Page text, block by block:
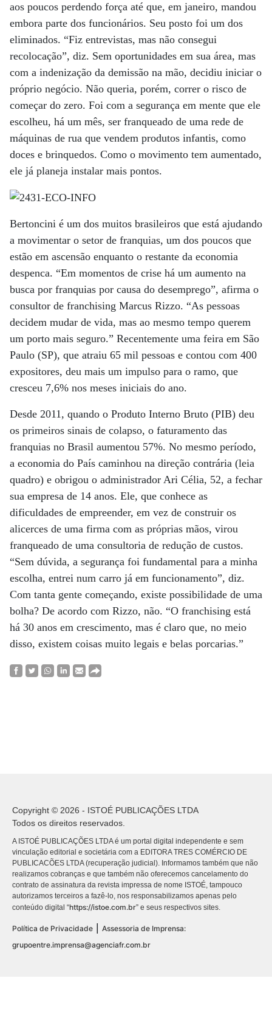
aos poucos perdendo força até que, em janeiro, mandou
embora parte dos funcionários. Seu posto foi um dos
eliminados. “Fiz entrevistas, mas não consegui
recolocação”, diz. Sem oportunidades em sua área, mas
com a indenização da demissão na mão, decidiu iniciar o
próprio negócio. Não queria, porém, correr o risco de
começar do zero. Foi com a segurança em mente que ele
escolheu, há um mês, ser franqueado de uma rede de
máquinas de rua que vendem produtos infantis, como
doces e brinquedos. Como o movimento tem aumentado,
ele já planeja instalar mais pontos.
Bertoncini é um dos muitos brasileiros que está ajudando
a movimentar o setor de franquias, um dos poucos que
estão em ascensão enquanto o restante da economia
despenca. “Em momentos de crise há um aumento na
busca por franquias por causa do desemprego”, afirma o
consultor de franchising Marcus Rizzo. “As pessoas
decidem mudar de vida, mas ao mesmo tempo querem
um porto mais seguro.” Recentemente uma feira em São
Paulo (SP), que atraiu 65 mil pessoas e contou com 400
expositores, deu mais um impulso para o ramo, que
cresceu 7,6% nos meses iniciais do ano.
Desde 2011, quando o Produto Interno Bruto (PIB) deu
os primeiros sinais de colapso, o faturamento das
franquias no Brasil aumentou 57%. No mesmo período,
a economia do País caminhou na direção contrária (leia
quadro) e obrigou o administrador Ari Célia, 52, a fechar
sua empresa de 14 anos. Ele, que conhece as
dificuldades de empreender, em vez de construir os
alicerces de uma firma com as próprias mãos, virou
franqueado de uma consultoria de redução de custos.
“Sem dúvida, a segurança foi fundamental para a minha
escolha, entrei num carro já em funcionamento”, diz.
Com tanta gente começando, existe possibilidade de uma
bolha? De acordo com Rizzo, não. “O franchising está
há 30 anos em crescimento, mas é claro que, no meio
disso, existem coisas muito legais e belas porcarias.”
Copyright © 2026 - ISTOÉ PUBLICAÇÕES LTDA
Todos os direitos reservados.
A ISTOÉ PUBLICAÇÕES LTDA é um portal digital independente e sem
vinculação editorial e societária com a EDITORA TRES COMÉRCIO DE
PUBLICACÕES LTDA (recuperação judicial). Informamos também que não
realizamos cobranças e que também não oferecemos cancelamento do
contrato de assinatura da revista impressa de nome ISTOÉ, tampouco
autorizamos terceiros a fazê-lo, nos responsabilizamos apenas pelo
conteúdo digital “https://istoe.com.br” e seus respectivos sites.
Política de Privacidade
Assessoria de Imprensa:
grupoentre.imprensa@agenciafr.com.br